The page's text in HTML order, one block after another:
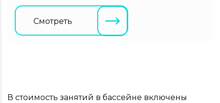
Смотреть
В стоимость занятий в бассейне включены